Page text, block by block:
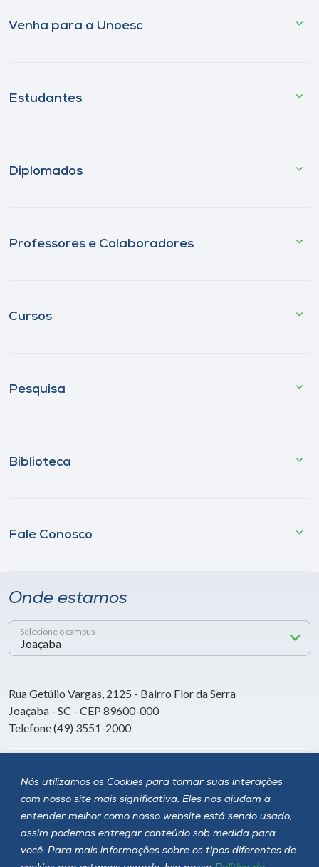
Nós utilizamos os Cookies para tornar suas interações
com nosso site mais significativa. Eles nos ajudam a
entender melhor como nosso website está sendo usado,
assim podemos entregar conteúdo sob medida para
você. Para mais informações sobre os tipos diferentes de
Venha para a Unoesc
Estudantes
Diplomados
Professores e Colaboradores
Cursos
Pesquisa
Biblioteca
Fale Conosco
Onde estamos
Selecione o campus
Rua Getúlio Vargas, 2125 - Bairro Flor da Serra
Joaçaba - SC - CEP 89600-000
Telefone (49) 3551-2000
Siga a Unoesc